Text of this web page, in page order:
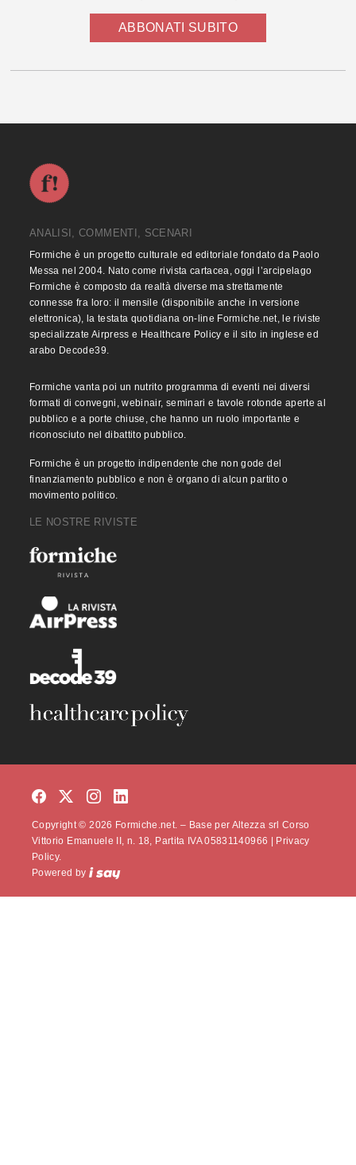
ABBONATI SUBITO
ANALISI, COMMENTI, SCENARI
Formiche è un progetto culturale ed editoriale fondato da Paolo
Messa nel 2004. Nato come rivista cartacea, oggi l’arcipelago
Formiche è composto da realtà diverse ma strettamente
connesse fra loro: il mensile (disponibile anche in versione
elettronica), la testata quotidiana on-line Formiche.net, le riviste
specializzate Airpress e Healthcare Policy e il sito in inglese ed
arabo Decode39.
Formiche vanta poi un nutrito programma di eventi nei diversi
formati di convegni, webinair, seminari e tavole rotonde aperte al
pubblico e a porte chiuse, che hanno un ruolo importante e
riconosciuto nel dibattito pubblico.
Formiche è un progetto indipendente che non gode del
finanziamento pubblico e non è organo di alcun partito o
movimento politico.
LE NOSTRE RIVISTE
Copyright © 2026 Formiche.net. – Base per Altezza srl Corso
Vittorio Emanuele II, n. 18, Partita IVA 05831140966 |
Privacy
Policy.
Powered by